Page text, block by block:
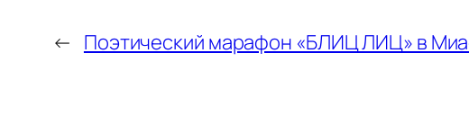
← Поэтический марафон «БЛИЦ ЛИЦ» в